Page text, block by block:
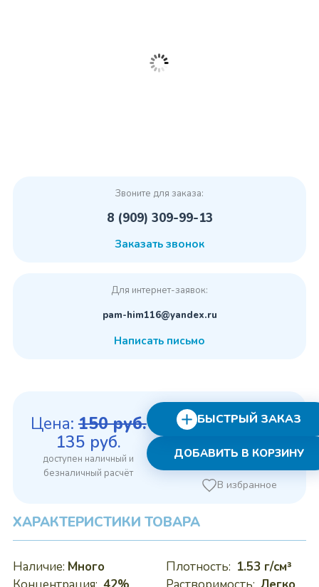
Звоните для заказа:
8 (909) 309-99-13
Заказать звонок
Для интернет-заявок:
pam-him116@yandex.ru
Написать письмо
Цена: 150руб.
Первоначальная
цена
составляла
135 руб. Текущая
цена:
135 руб..
ДОБАВИТЬ В КОРЗИНУ
БЫСТРЫЙ ЗАКАЗ
В избранное
ХАРАКТЕРИСТИКИ ТОВАРА
Наличие: Много
Плотность: 1.53 г/см³